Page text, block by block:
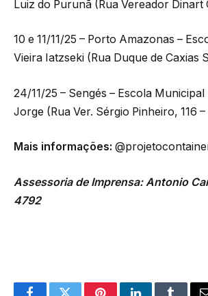
Luiz do Purunã (Rua Vereador Dinart
10 e 11/11/25 – Porto Amazonas –
Vieira Iatzseki (Rua Duque de Caxias
24/11/25 – Sengés – Escola
Jorge (Rua Ver. Sérgio Pinheiro, 116
Mais informações:
Assessoria de Imprensa: Antonio
4792